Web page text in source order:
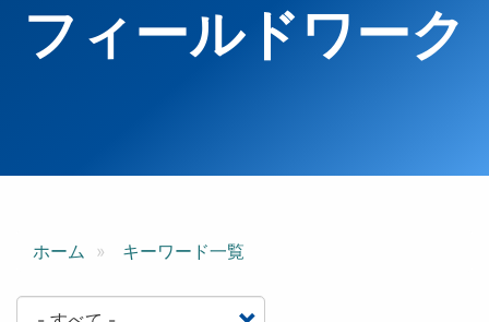
フィールドワーク
ホーム キーワード一覧